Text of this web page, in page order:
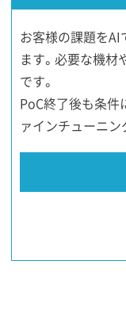
お客様の課題を
ます。必要な機
です。
PoC終了後も条件
ァインチューニン